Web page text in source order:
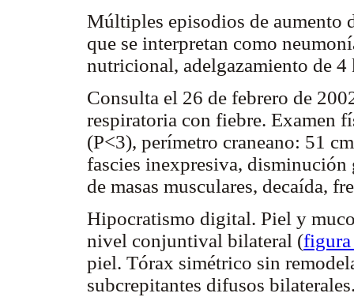
Múltiples episodios de aumento
que se interpretan como
nutricional, adelgazamiento de 4
Consulta el 26 de febrero de
respiratoria con fiebre. Examen
(P<3), perímetro craneano: 51
fascies inexpresiva,
de masas musculares, decaída,
Hipocratismo digital. Piel y
nivel conjuntival bilateral (
piel. Tórax simétrico sin
subcrepitantes difusos